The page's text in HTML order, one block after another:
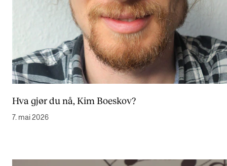
Hva gjør du nå, Kim Boeskov?
7. mai 2026